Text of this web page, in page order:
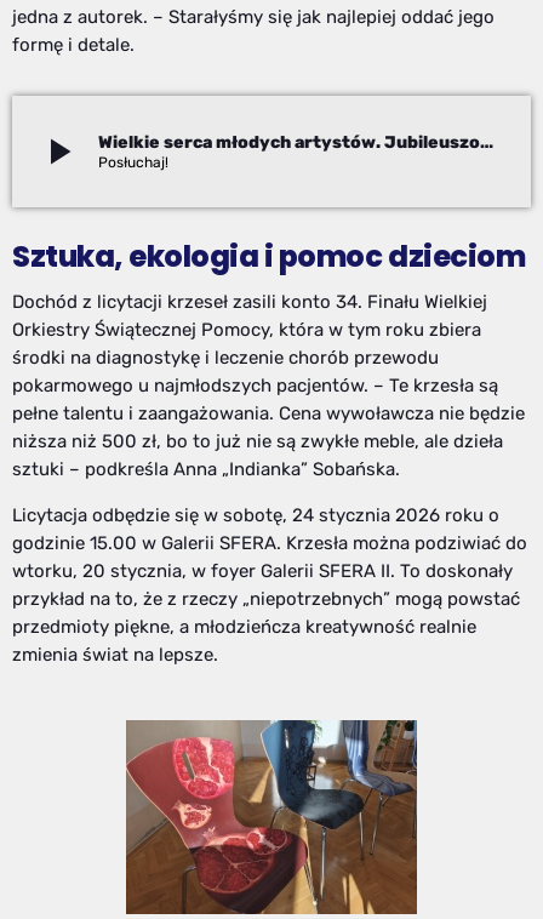
jedna z autorek. – Starałyśmy się jak najlepiej oddać jego
formę i detale.
play_arrow Wielkie serca młodych artystów. Jubileuszowa edycja „Krzesła dla WOŚP” w Bielsku-Białej
Sztuka, ekologia i pomoc dzieciom
Dochód z licytacji krzeseł zasili konto 34. Finału Wielkiej
Orkiestry Świątecznej Pomocy, która w tym roku zbiera
środki na diagnostykę i leczenie chorób przewodu
pokarmowego u najmłodszych pacjentów. – Te krzesła są
pełne talentu i zaangażowania. Cena wywoławcza nie będzie
niższa niż 500 zł, bo to już nie są zwykłe meble, ale dzieła
sztuki – podkreśla Anna „Indianka” Sobańska.
Licytacja odbędzie się w sobotę, 24 stycznia 2026 roku o
godzinie 15.00 w Galerii SFERA. Krzesła można podziwiać do
wtorku, 20 stycznia, w foyer Galerii SFERA II. To doskonały
przykład na to, że z rzeczy „niepotrzebnych” mogą powstać
przedmioty piękne, a młodzieńcza kreatywność realnie
zmienia świat na lepsze.